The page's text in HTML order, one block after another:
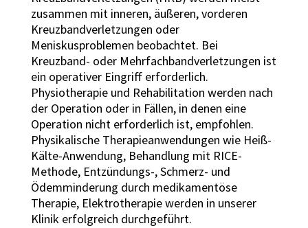
zusammen mit inneren, äußeren, vorderen
Kreuzbandverletzungen oder
Meniskusproblemen beobachtet. Bei
Kreuzband- oder Mehrfachbandverletzungen ist
ein operativer Eingriff erforderlich.
Physiotherapie und Rehabilitation werden nach
der Operation oder in Fällen, in denen eine
Operation nicht erforderlich ist, empfohlen.
Physikalische Therapieanwendungen wie Heiß-
Kälte-Anwendung, Behandlung mit RICE-
Methode, Entzündungs-, Schmerz- und
Ödemminderung durch medikamentöse
Therapie, Elektrotherapie werden in unserer
Klinik erfolgreich durchgeführt.